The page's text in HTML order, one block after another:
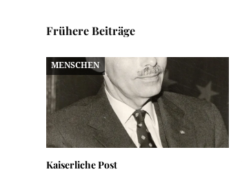
Frühere Beiträge
MENSCHEN
Kaiserliche Post